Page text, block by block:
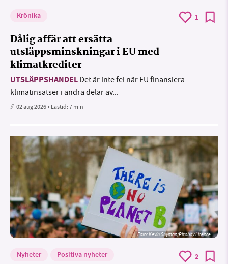
Krönika 1
Dålig affär att ersätta
utsläppsminskningar i EU med
klimatkrediter
UTSLÄPPSHANDEL Det är inte fel när EU finansiera
klimatinsatser i andra delar av...
02 aug 2026• Lästid:7 min
Foto:Kevin Snyman/Pixabay Licence
Nyheter Positiva nyheter 2